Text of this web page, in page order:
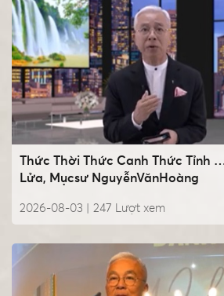
Thức Thời Thức Canh Thức Tỉnh
Lửa, Mụcsư NguyễnVănHoàng
2026-08-03 | Lượt xem
247